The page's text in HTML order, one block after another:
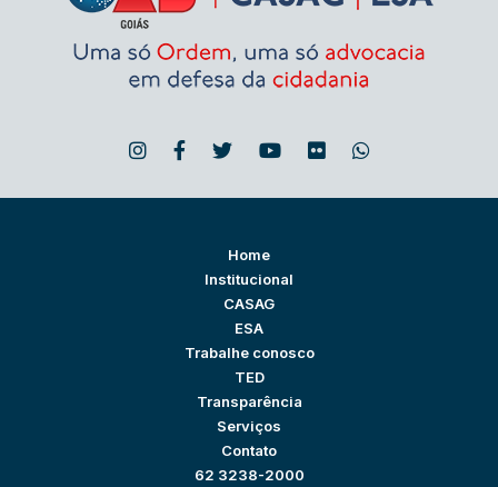
Home
Institucional
CASAG
ESA
Trabalhe conosco
TED
Transparência
Serviços
Contato
62 3238-2000